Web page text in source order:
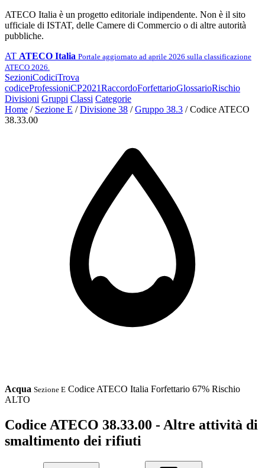
ATECO Italia è un progetto editoriale indipendente. Non è il sito
ufficiale di ISTAT, delle Camere di Commercio o di altre autorità
pubbliche.
AT ATECO Italia Portale aggiornato ad aprile 2026 sulla classificazione
ATECO 2026.
SezioniCodiciTrova
codiceProfessioniCP2021RaccordoForfettarioGlossarioRischio
Divisioni Gruppi Classi Categorie
Home / Sezione E / Divisione 38 / Gruppo 38.3 / Codice ATECO
38.33.00
Acqua Sezione E Codice ATECO Italia Forfettario 67% Rischio
ALTO
Codice ATECO 38.33.00 - Altre attività di
smaltimento dei rifiuti